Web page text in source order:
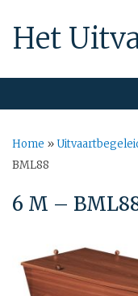
Het
Home »
BML88
6 M –